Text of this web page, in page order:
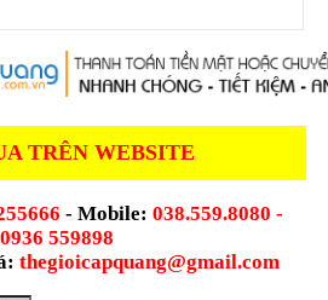
TRÊN WEBSITE
- Mobile: 038.559.8080 -
0936 559898
thegioicapquang@gmail.com